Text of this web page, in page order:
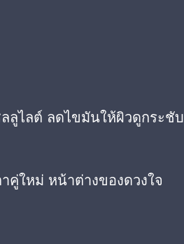
ลลูไลต์ ลดไขมันให้ผิวดูกระชับ
คู่ใหม่ หน้าต่างของดวงใจ